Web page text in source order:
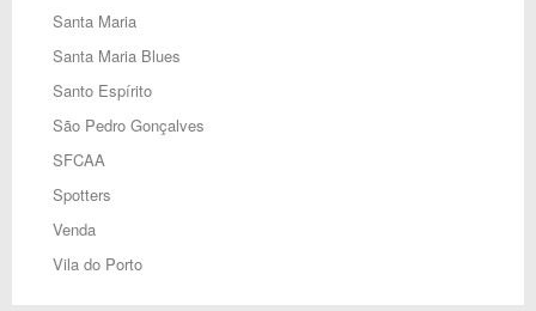
Santa Maria
Santa Maria Blues
Santo Espírito
São Pedro Gonçalves
SFCAA
Spotters
Venda
Vila do Porto